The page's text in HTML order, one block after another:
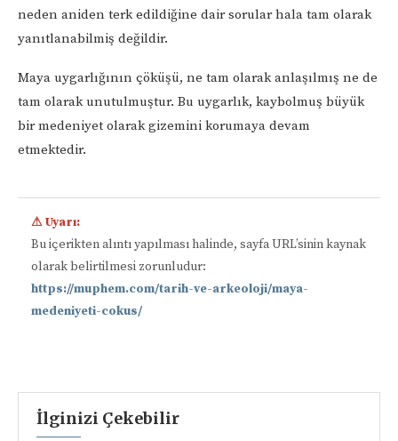
neden aniden terk edildiğine dair sorular hala tam olarak
yanıtlanabilmiş değildir.
Maya uygarlığının çöküşü, ne tam olarak anlaşılmış ne de
tam olarak unutulmuştur. Bu uygarlık, kaybolmuş büyük
bir medeniyet olarak gizemini korumaya devam
etmektedir.
⚠ Uyarı:
Bu içerikten alıntı yapılması halinde, sayfa URL’sinin kaynak
olarak belirtilmesi zorunludur:
https://muphem.com/tarih-ve-arkeoloji/maya-
medeniyeti-cokus/
İlginizi Çekebilir